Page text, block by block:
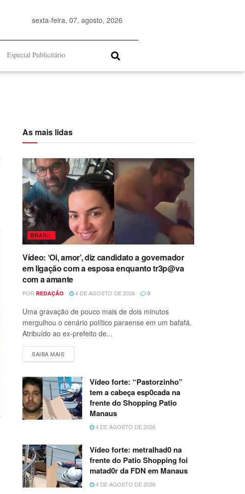
sexta-feira, 07, agosto, 2026
Especial Publicitário
As mais lidas
BRASIL
Vídeo: ‘Oi, amor’, diz candidato a governador
em ligação com a esposa enquanto tr3p@va
com a amante
POR REDAÇÃO 4 DE AGOSTO DE 2026 0
Uma gravação de pouco mais de dois minutos
mergulhou o cenário político paraense em um bafafá.
Atribuído ao ex-prefeito de...
SAIBA MAIS
Vídeo forte: “Pastorzinho”
tem a cabeça esp0cada na
frente do Shopping Patio
Manaus
4 DE AGOSTO DE 2026
Vídeo forte: metralhad0 na
frente do Patio Shopping foi
matad0r da FDN em Manaus
4 DE AGOSTO DE 2026